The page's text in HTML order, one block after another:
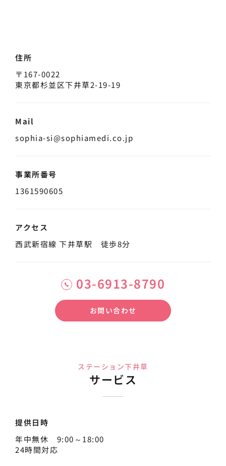
住所
〒167-0022
東京都杉並区下井草2-19-19
Mail
sophia-si@sophiamedi.co.jp
事業所番号
1361590605
アクセス
西武新宿線 下井草駅 徒歩8分
03-6913-8790
お問い合わせ
ステーション下井草
サービス
提供日時
年中無休 9:00～18:00
24時間対応